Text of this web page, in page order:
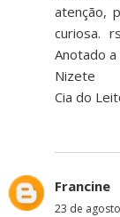
atenção,
curiosa.
Anotado a
Nizete
Cia do
Francine
23 de